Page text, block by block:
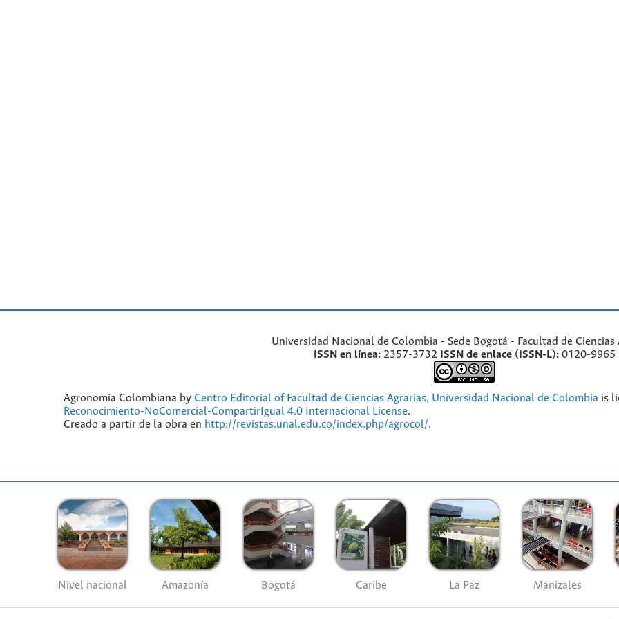
Universidad Nacional de Colombia - Sede Bogotá - Facultad de Ciencias
ISSN en línea:2357-3732 ISSN de enlace (ISSN-L):0120-9965
Agronomia Colombiana by Centro Editorial of Facultad de Ciencias Agrarias, Universidad Nacional de Colombia is
Reconocimiento-NoComercial-CompartirIgual 4.0 Internacional License.
Creado a partir de la obra en http://revistas.unal.edu.co/index.php/agrocol/.
Nivel nacional Amazonía Bogotá Caribe La Paz Manizales